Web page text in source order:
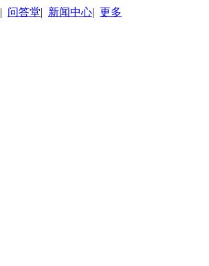
| 问答堂| 新闻中心| 更多